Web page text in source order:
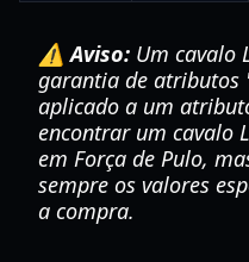
⚠️ Aviso: Um cavalo
garantia de atributos
aplicado a um
encontrar um cavalo
em Força de Pulo,
sempre os valores
a compra.